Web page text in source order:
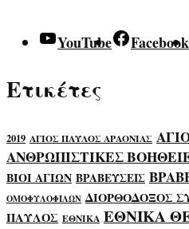
YouTube Facebook
Ετικέτες
2019 ΑΓΙΟΣ ΠΑΥΛΟΣ ΑΡΑΟΝΙΑΣ
ΑΝΘΡΩΠΙΣΤΙΚΕΣ
ΒΙΟΙ ΑΓΙΩΝ ΒΡΑΒΕΥΣΕΙΣ
ΟΜΟΦΥΛΟΦΙΛΩΝ ΔΙΟΡΘΟΔΟΞΟΣ
ΠΑΥΛΟΣ ΕΘΝΙΚΑ ΕΘΝΙΚΑ